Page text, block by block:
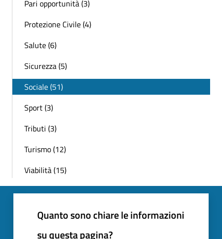
Pari opportunità (3)
Protezione Civile (4)
Salute (6)
Sicurezza (5)
Sociale (51)
Sport (3)
Tributi (3)
Turismo (12)
Viabilità (15)
Quanto sono chiare le informazioni
su questa pagina?